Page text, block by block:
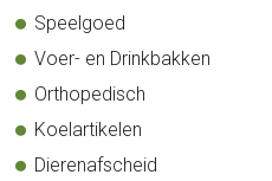
Speelgoed
Voer- en Drinkbakken
Orthopedisch
Koelartikelen
Dierenafscheid